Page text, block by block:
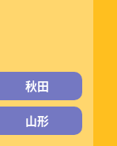
秋田
山形